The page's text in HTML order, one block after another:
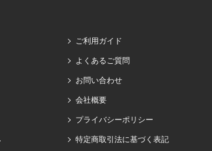
ご利用ガイド
よくあるご質問
お問い合わせ
会社概要
プライバシーポリシー
特定商取引法に基づく表記